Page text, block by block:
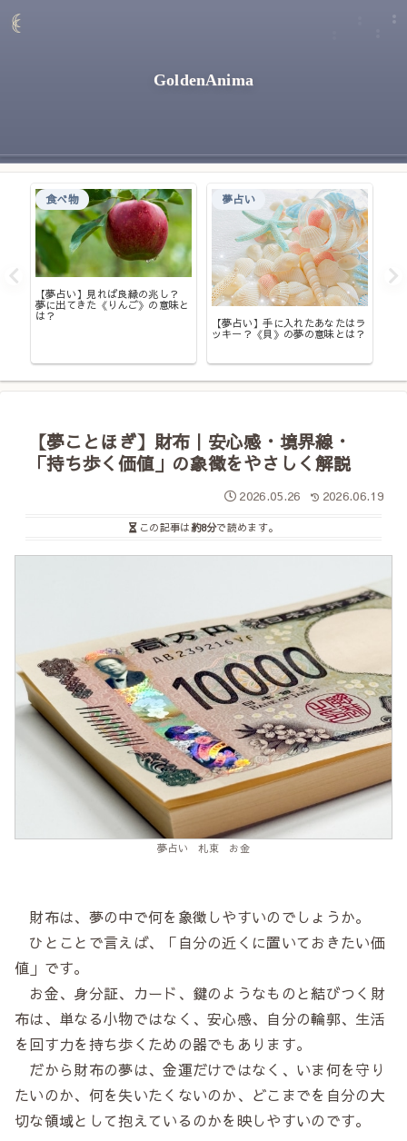
GoldenAnima
食べ物
【夢占い】見れば良縁の兆し？
夢に出てきた《りんご》の意味と
は？
夢占い
【夢占い】手に入れたあなたはラ
ッキー？《貝》の夢の意味とは？
【夢ことほぎ】財布｜安心感・境界線・
「持ち歩く価値」の象徴をやさしく解説
2026.05.26 2026.06.19
この記事は約8分で読めます。
夢占い 札束 お金
財布は、夢の中で何を象徴しやすいのでしょうか。
ひとことで言えば、「自分の近くに置いておきたい価
値」です。
お金、身分証、カード、鍵のようなものと結びつく財
布は、単なる小物ではなく、安心感、自分の輪郭、生活
を回す力を持ち歩くための器でもあります。
だから財布の夢は、金運だけではなく、いま何を守り
たいのか、何を失いたくないのか、どこまでを自分の大
切な領域として抱えているのかを映しやすいのです。